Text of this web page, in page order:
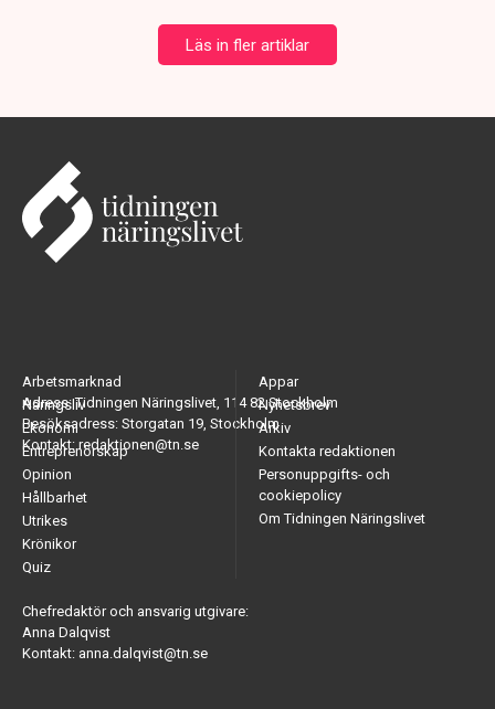
Läs in fler artiklar
Adress: Tidningen Näringslivet, 114 82 Stockholm
Besöksadress: Storgatan 19, Stockholm
Kontakt: redaktionen@tn.se
Arbetsmarknad
Näringsliv
Ekonomi
Entreprenörskap
Opinion
Hållbarhet
Utrikes
Krönikor
Quiz
Appar
Nyhetsbrev
Arkiv
Kontakta redaktionen
Personuppgifts- och
cookiepolicy
Om Tidningen Näringslivet
Chefredaktör och ansvarig utgivare:
Anna Dalqvist
Kontakt: anna.dalqvist@tn.se